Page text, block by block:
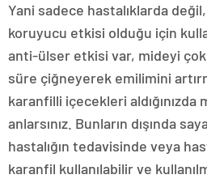
Yani sadece hastalıklarda
koruyucu etkisi olduğu için
anti-ülser etkisi var, mideyi çok
süre çiğneyerek emilimini
karanfilli içecekleri aldığınızda
anlarsınız. Bunların dışında
hastalığın tedavisinde veya
karanfil kullanılabilir ve